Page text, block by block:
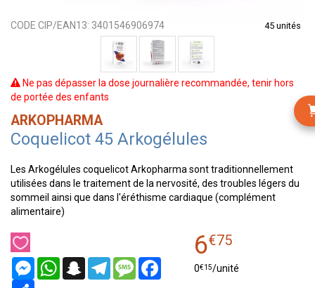
CODE CIP/EAN13: 3401546906974 45 unités
Ne pas dépasser la dose journalière recommandée, tenir hors
de portée des enfants
ARKOPHARMA
Coquelicot 45 Arkogélules
Les Arkogélules coquelicot Arkopharma sont traditionnellement
utilisées dans le traitement de la nervosité, des troubles légers du
sommeil ainsi que dans l'éréthisme cardiaque (complément
alimentaire)
MessengerWhatsAppSnapchatTelegramMessageFacebook
6€75
0€15/unité